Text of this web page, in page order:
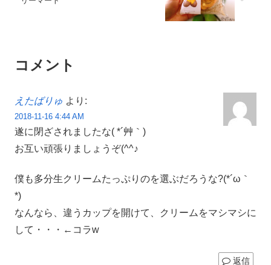
コメント
えたばりゅ より:
2018-11-16 4:44 AM
遂に閉ざされましたな( *´艸｀)
お互い頑張りましょうぞ(^^♪
僕も多分生クリームたっぷりのを選ぶだろうな?(*´ω｀
*)
なんなら、違うカップを開けて、クリームをマシマシに
して・・・←コラw
返信